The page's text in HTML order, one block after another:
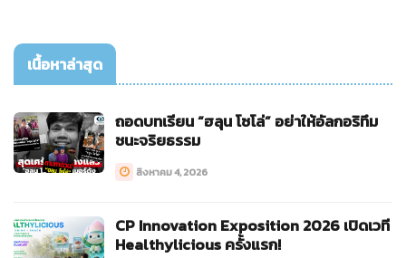
เนื้อหาล่าสุด
ถอดบทเรียน “ฮลุน โซโล่” อย่าให้อัลกอริทึม
ชนะจริยธรรม
สิงหาคม 4, 2026
CP Innovation Exposition 2026 เปิดเวที
Healthylicious ครั้งแรก!